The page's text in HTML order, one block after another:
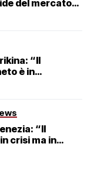
del mercato
“Il
è in
“Il
crisi ma in